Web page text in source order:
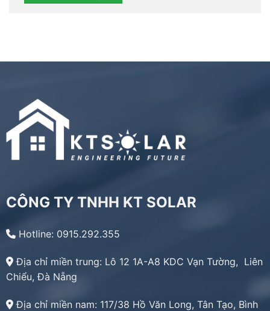
CÔNG TY TNHH KT SOLAR
Hotline: 0915.292.355
Địa chỉ miền trung: Lô 12 1A-A8 KDC Vạn Tường, Liên
Chiểu, Đà Nẵng
Địa chỉ miền nam: 117/38 Hồ Văn Long, Tân Tạo, Bình